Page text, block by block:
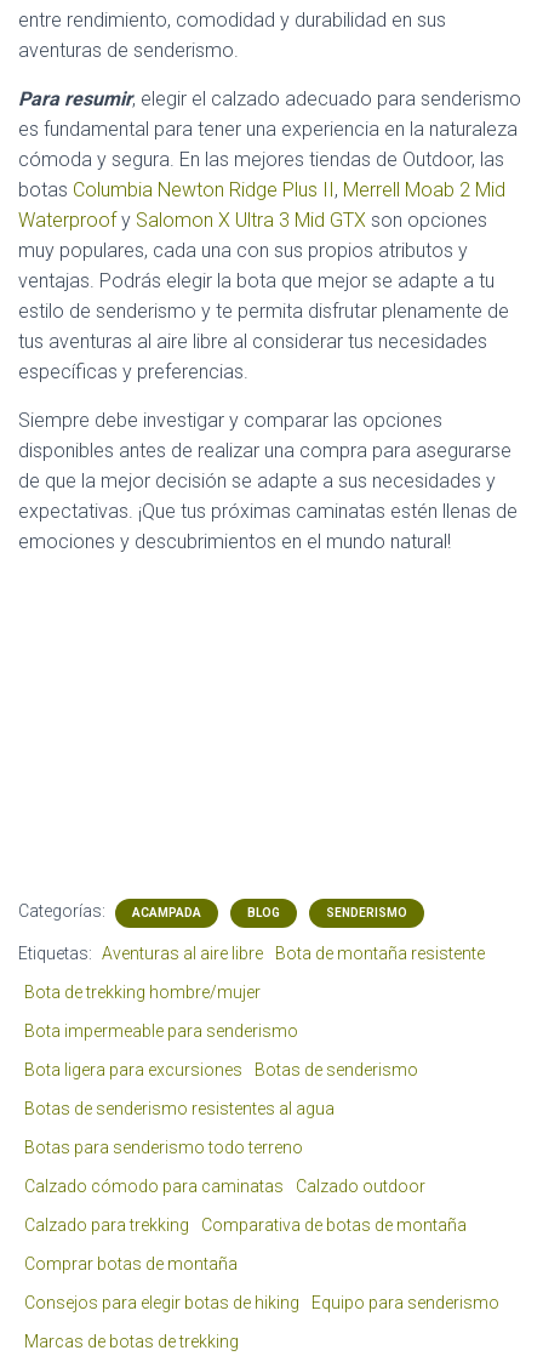
entre rendimiento, comodidad y durabilidad en sus
aventuras de senderismo.
Para resumir, elegir el calzado adecuado para senderismo
es fundamental para tener una experiencia en la naturaleza
cómoda y segura. En las mejores tiendas de Outdoor, las
botas Columbia Newton Ridge Plus II, Merrell Moab 2 Mid
Waterproofy Salomon X Ultra 3 Mid GTX son opciones
muy populares, cada una con sus propios atributos y
ventajas. Podrás elegir la bota que mejor se adapte a tu
estilo de senderismo y te permita disfrutar plenamente de
tus aventuras al aire libre al considerar tus necesidades
específicas y preferencias.
Siempre debe investigar y comparar las opciones
disponibles antes de realizar una compra para asegurarse
de que la mejor decisión se adapte a sus necesidades y
expectativas. ¡Que tus próximas caminatas estén llenas de
emociones y descubrimientos en el mundo natural!
Categorías: ACAMPADA BLOG SENDERISMO
Etiquetas: Aventuras al aire libre
Bota de montaña resistente
Bota de trekking hombre/mujer
Bota impermeable para senderismo
Bota ligera para excursiones
Botas de senderismo
Botas de senderismo resistentes al agua
Botas para senderismo todo terreno
Calzado cómodo para caminatas
Calzado outdoor
Calzado para trekking
Comparativa de botas de montaña
Comprar botas de montaña
Consejos para elegir botas de hiking
Equipo para senderismo
Marcas de botas de trekking